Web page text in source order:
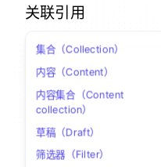
关联引用
集合（Collection）
内容（Content）
内容集合（Content
collection）
草稿（Draft）
筛选器（Filter）